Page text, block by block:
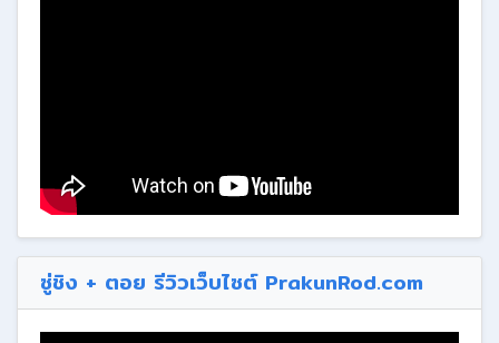
ซู่ชิง + ตอย รีวิวเว็บไซต์ PrakunRod.com